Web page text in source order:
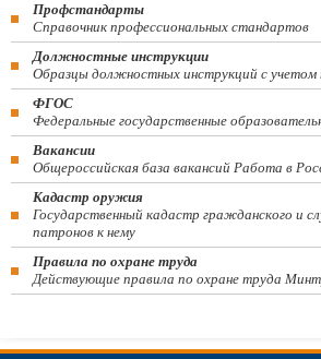
Профстандарты
Справочник профессиональных стандартов
Должностные инструкции
Образцы должностных инструкций с
ФГОС
Федеральные государственные
Вакансии
Общероссийская база вакансий Работа в
Кадастр оружия
Государственный кадастр гражданского и
патронов к нему
Правила по охране труда
Действующие правила по охране труда